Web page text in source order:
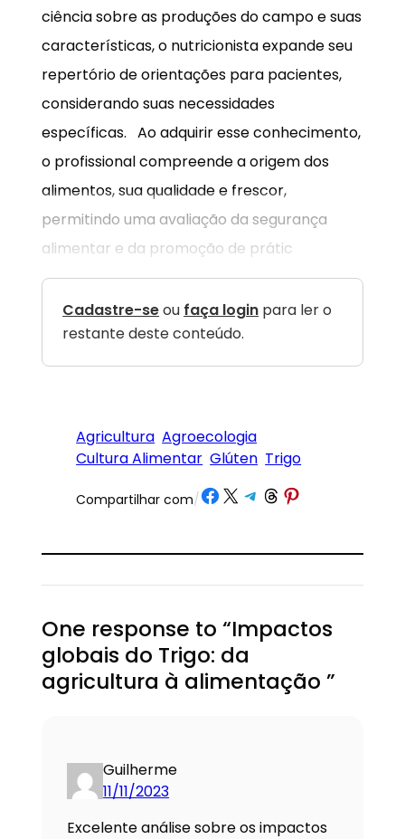
ciência sobre as produções do campo e suas
características, o nutricionista expande seu
repertório de orientações para pacientes,
considerando suas necessidades
específicas. Ao adquirir esse conhecimento,
o profissional compreende a origem dos
alimentos, sua qualidade e frescor,
permitindo uma avaliação da segurança
alimentar e da promoção de prátic
Cadastre-seou faça login para ler o
restante deste conteúdo.
Agricultura Agroecologia
Cultura Alimentar Glúten Trigo
Compartilhar com/ Share on Facebook
Share on X Share on Telegram
Share on Threads
Share on Pinterest
One response to “Impactos
globais do Trigo: da
agricultura à alimentação ”
Guilherme
11/11/2023
Excelente análise sobre os impactos